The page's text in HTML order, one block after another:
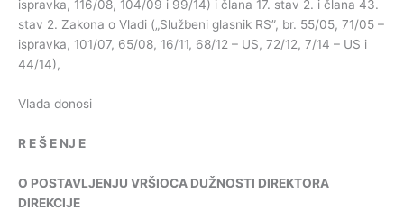
ispravka, 116/08, 104/09 i 99/14) i člana 17. stav 2. i člana 43.
stav 2. Zakona o Vladi („Službeni glasnik RS”, br. 55/05, 71/05 –
ispravka, 101/07, 65/08, 16/11, 68/12 – US, 72/12, 7/14 – US i
44/14),
Vlada donosi
R EŠ E NJ E
O POSTAVLJENJU VRŠIOCA DUŽNOSTI DIREKTORA
DIREKCIJE